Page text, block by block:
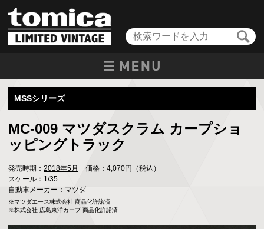
MSSシリーズ
MC-009 マツダスクラム カープショ
ッピングトラック
発売時期： 2018年5月
価格：4,070円（税込）
スケール： 1/35
自動車メーカー： マツダ
※マツダエース株式会社 商品化許諾済
※株式会社 広島東洋カープ 商品化許諾済